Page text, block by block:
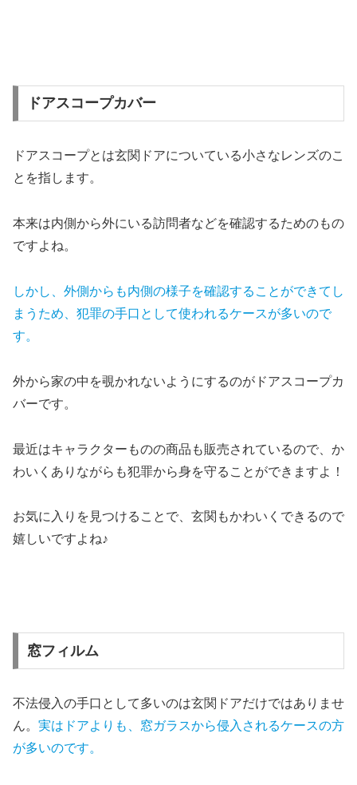
ドアスコープカバー
ドアスコープとは玄関ドアについている小さなレンズのこ
とを指します。
本来は内側から外にいる訪問者などを確認するためのもの
ですよね。
しかし、外側からも内側の様子を確認することができてし
まうため、犯罪の手口として使われるケースが多いので
す。
外から家の中を覗かれないようにするのがドアスコープカ
バーです。
最近はキャラクターものの商品も販売されているので、か
わいくありながらも犯罪から身を守ることができますよ！
お気に入りを見つけることで、玄関もかわいくできるので
嬉しいですよね♪
窓フィルム
不法侵入の手口として多いのは玄関ドアだけではありませ
ん。 実はドアよりも、窓ガラスから侵入されるケースの方
が多いのです。